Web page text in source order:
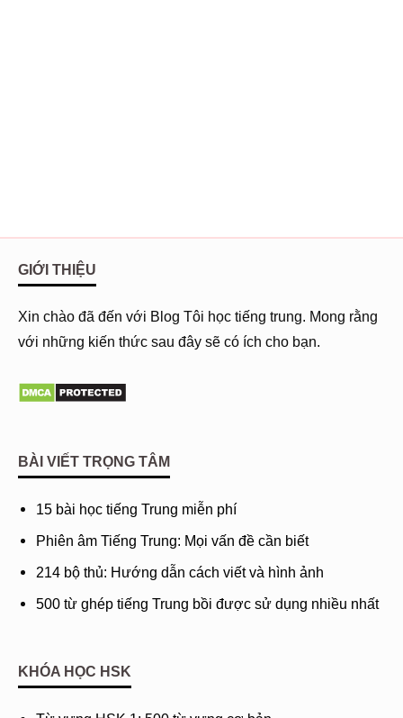
GIỚI THIỆU
Xin chào đã đến với Blog Tôi học tiếng trung. Mong rằng
với những kiến thức sau đây sẽ có ích cho bạn.
BÀI VIẾT TRỌNG TÂM
15 bài học tiếng Trung miễn phí
Phiên âm Tiếng Trung: Mọi vấn đề cần biết
214 bộ thủ: Hướng dẫn cách viết và hình ảnh
500 từ ghép tiếng Trung bồi được sử dụng nhiều nhất
KHÓA HỌC HSK